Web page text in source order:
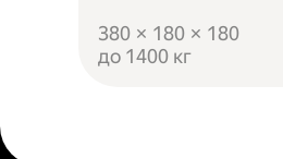
380 × 180 × 180
до 1400 кг